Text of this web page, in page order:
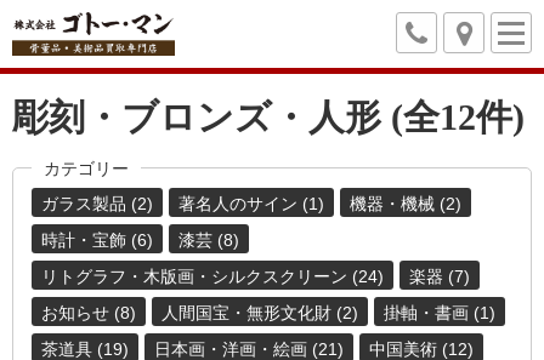
彫刻・ブロンズ・人形 (全12件)
カテゴリー
ガラス製品 (2)
著名人のサイン (1)
機器・機械 (2)
時計・宝飾 (6)
漆芸 (8)
リトグラフ・木版画・シルクスクリーン (24)
楽器 (7)
お知らせ (8)
人間国宝・無形文化財 (2)
掛軸・書画 (1)
茶道具 (19)
日本画・洋画・絵画 (21)
中国美術 (12)